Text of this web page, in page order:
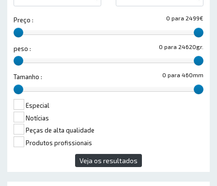
0 para 2499€
Preço :
0 para 24620gr.
peso :
0 para 460mm
Tamanho :
Especial
Notícias
Peças de alta qualidade
Produtos profissionais
Veja os resultados